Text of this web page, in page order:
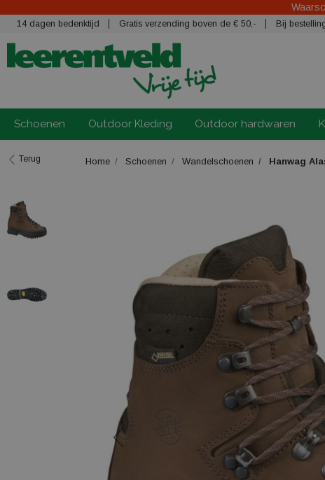
14 dagen bedenktijd Gratis verzending boven de € 50,- Bij
Schoenen Outdoor Kleding Outdoor hardwaren
Terug Home Schoenen Wandelschoenen Hanwag